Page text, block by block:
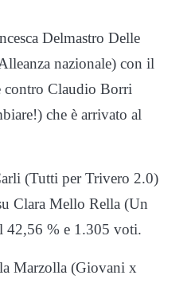
Delmastro Delle
nazionale) con il
Claudio Borri
che è arrivato al
(Tutti per Trivero 2.0)
Clara Mello Rella (Un
42,56 % e 1.305 voti.
Marzolla (Giovani x